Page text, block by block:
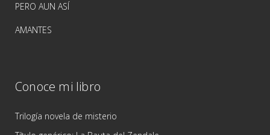
PERO AUN ASÍ
AMANTES
Conoce mi libro
Trilogía novela de misterio